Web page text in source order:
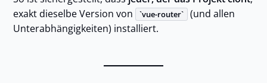
exakt dieselbe Version von
vue-router
(und allen
Unterabhängigkeiten) installiert.